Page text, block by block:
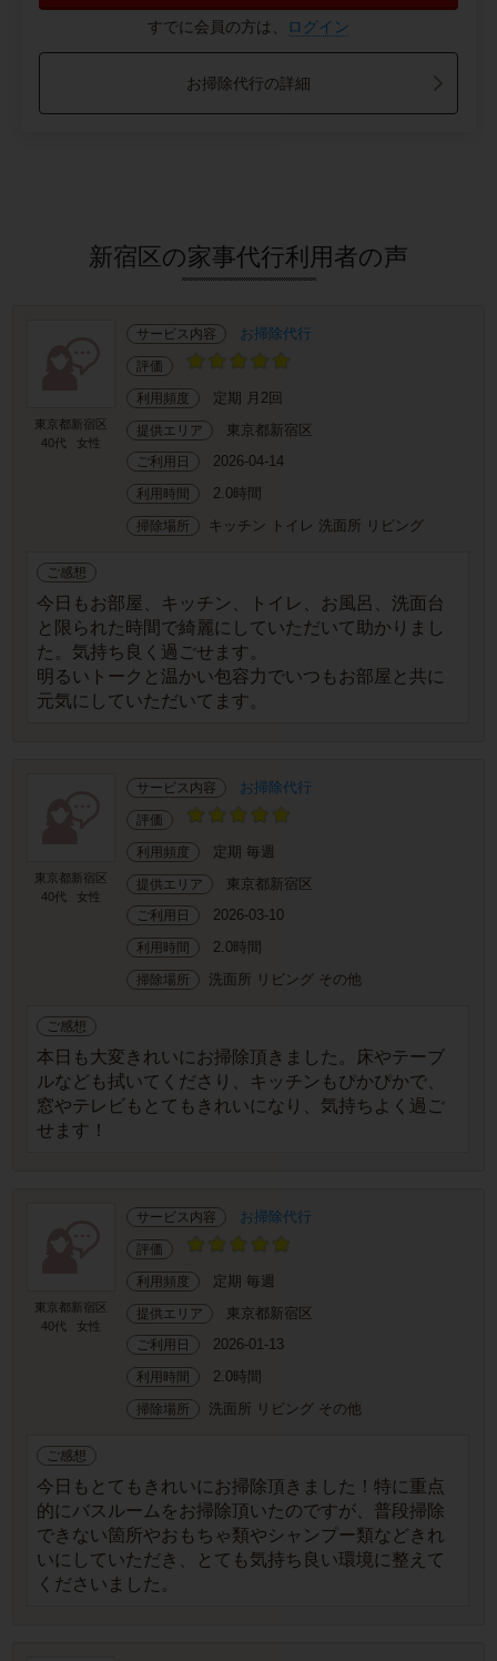
すでに会員の方は、 ログイン
お掃除代行の詳細
新宿区の家事代行利用者の声
東京都新宿区
40代
女性
サービス内容 お掃除代行
評価
利用頻度 定期 月2回
提供エリア 東京都新宿区
ご利用日 2026-04-14
利用時間 2.0時間
掃除場所 キッチン トイレ 洗面所 リビング
ご感想
今日もお部屋、キッチン、トイレ、お風呂、洗面台
と限られた時間で綺麗にしていただいて助かりまし
た。気持ち良く過ごせます。
明るいトークと温かい包容力でいつもお部屋と共に
元気にしていただいてます。
東京都新宿区
40代
女性
サービス内容 お掃除代行
評価
利用頻度 定期 毎週
提供エリア 東京都新宿区
ご利用日 2026-03-10
利用時間 2.0時間
掃除場所 洗面所 リビング その他
ご感想
本日も大変きれいにお掃除頂きました。床やテーブ
ルなども拭いてくださり、キッチンもぴかぴかで、
窓やテレビもとてもきれいになり、気持ちよく過ご
せます！
東京都新宿区
40代
女性
サービス内容 お掃除代行
評価
利用頻度 定期 毎週
提供エリア 東京都新宿区
ご利用日 2026-01-13
利用時間 2.0時間
掃除場所 洗面所 リビング その他
ご感想
今日もとてもきれいにお掃除頂きました！特に重点
的にバスルームをお掃除頂いたのですが、普段掃除
できない箇所やおもちゃ類やシャンプー類などきれ
いにしていただき、とても気持ち良い環境に整えて
くださいました。